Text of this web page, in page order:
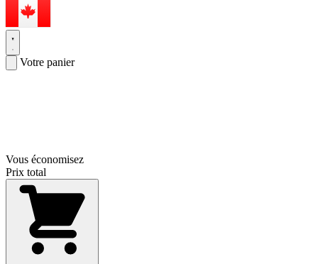
Votre panier
Vous économisez
Prix total